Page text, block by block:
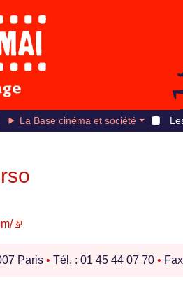
La Base cinéma et société
Paris • Tél. : 01 45 44 07 70 •